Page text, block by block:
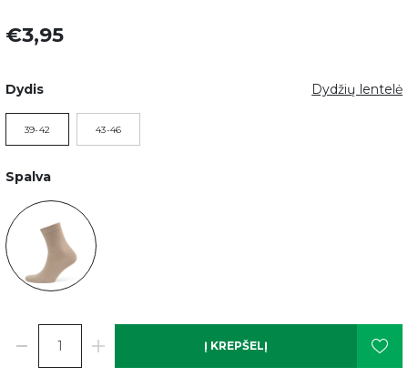
€3,95
Dydis Dydžių lentelė
39-42 43-46
Spalva
Į KREPŠELĮ